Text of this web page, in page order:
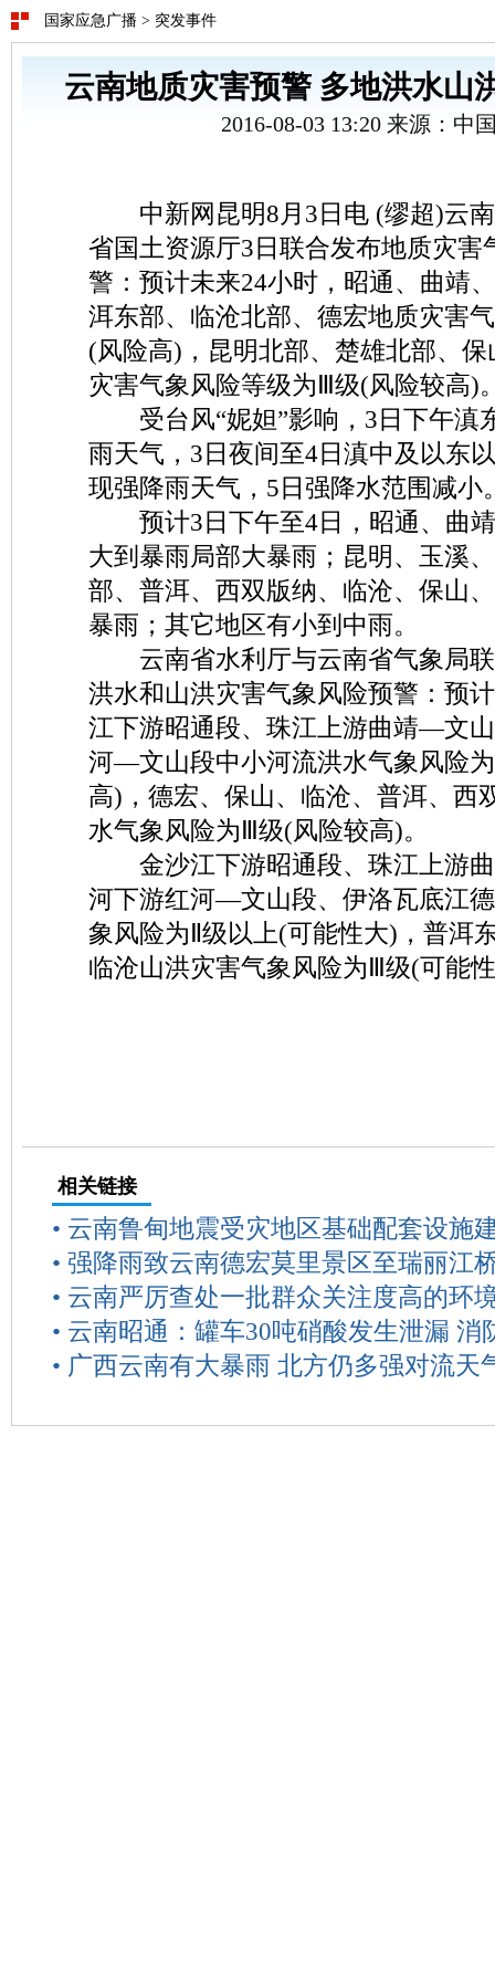
国家应急广播 > 突发事件
云南地质灾害预警 多地洪水山
2016-08-03 13:20 来源：中
中新网昆明8月3日电 (缪超)云南
省国土资源厅3日联合发布地质灾害
警：预计未来24小时，昭通、曲靖
洱东部、临沧北部、德宏地质灾害
(风险高)，昆明北部、楚雄北部、
灾害气象风险等级为Ⅲ级(风险较高)
受台风“妮妲”影响，3日下午滇
雨天气，3日夜间至4日滇中及以东
现强降雨天气，5日强降水范围减小
预计3日下午至4日，昭通、曲靖
大到暴雨局部大暴雨；昆明、玉溪
部、普洱、西双版纳、临沧、保山
暴雨；其它地区有小到中雨。
云南省水利厅与云南省气象局联
洪水和山洪灾害气象风险预警：预
江下游昭通段、珠江上游曲靖—文
河—文山段中小河流洪水气象风险
高)，德宏、保山、临沧、普洱、西
水气象风险为Ⅲ级(风险较高)。
金沙江下游昭通段、珠江上游
河下游红河—文山段、伊洛瓦底江
象风险为Ⅱ级以上(可能性大)，普洱
临沧山洪灾害气象风险为Ⅲ级(可能
相关链接
• 云南鲁甸地震受灾地区基础配套设施
• 强降雨致云南德宏莫里景区至瑞丽江
• 云南严厉查处一批群众关注度高的环
• 云南昭通：罐车30吨硝酸发生泄漏 消
• 广西云南有大暴雨 北方仍多强对流天